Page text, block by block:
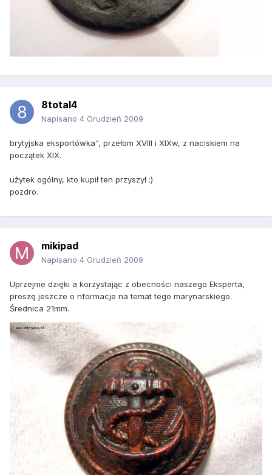
8total4
Napisano 4 Grudzień 2009
brytyjska eksportówka", przełom XVIII i XIXw, z naciskiem na
początek XIX.
użytek ogólny, kto kupił ten przyszył :)
pozdro.
mikipad
Napisano 4 Grudzień 2009
Uprzejme dzięki a korzystając z obecności naszego Eksperta,
proszę jeszcze o nformacje na temat tego marynarskiego.
Średnica 21mm.